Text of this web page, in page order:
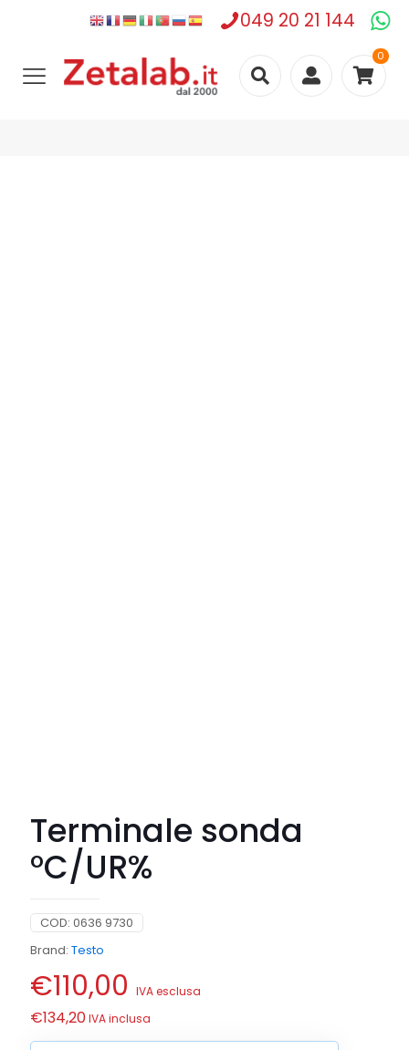
049 20 21 144
0
Terminale sonda
°C/UR%
COD: 0636 9730
Brand: Testo
€110,00 IVA esclusa
€134,20IVA inclusa